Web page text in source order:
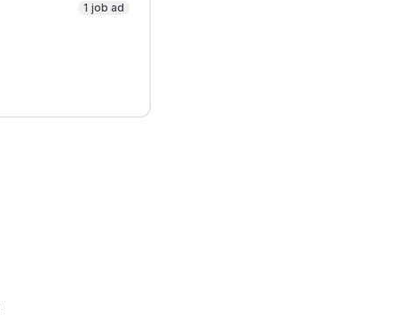
1 job ad